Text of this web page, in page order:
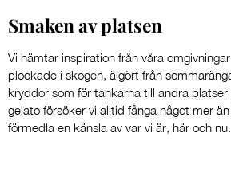
Smaken av platsen
Vi hämtar inspiration från våra
plockade i skogen, älgört från
kryddor som för tankarna till andra platser
gelato försöker vi alltid fånga något mer
förmedla en känsla av var vi är, här och nu.